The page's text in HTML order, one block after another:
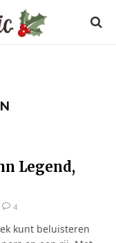
Legend,
4
kunt beluisteren